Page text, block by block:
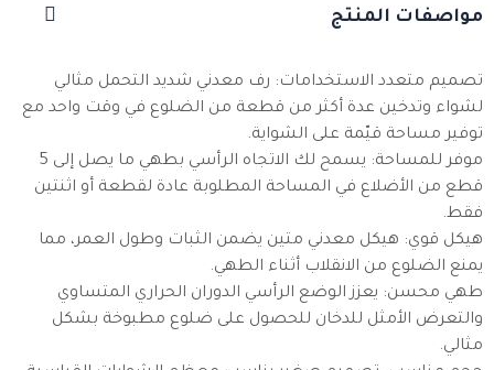
مواصفات المنتج
تصميم متعدد الاستخدامات: رف معدني شديد التحمل مثالي
لشواء وتدخين عدة أكثر من قطعة من الضلوع في وقت واحد مع
توفير مساحة قيّمة على الشواية.
موفر للمساحة: يسمح لك الاتجاه الرأسي بطهي ما يصل إلى 5
قطع من الأضلاع في المساحة المطلوبة عادة لقطعة أو اثنتين
فقط.
هيكل قوي: هيكل معدني متين يضمن الثبات وطول العمر، مما
يمنع الضلوع من الانقلاب أثناء الطهي.
طهي محسن: يعزز الوضع الرأسي الدوران الحراري المتساوي
والتعرض الأمثل للدخان للحصول على ضلوع مطبوخة بشكل
مثالي.